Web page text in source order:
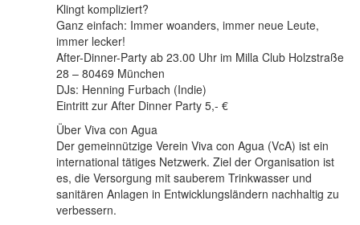
Klingt kompliziert?
Ganz einfach: Immer woanders, immer neue Leute,
immer lecker!
After-Dinner-Party ab 23.00 Uhr im Milla Club Holzstraße
28 – 80469 München
DJs: Henning Furbach (Indie)
Eintritt zur After Dinner Party 5,- €
Über Viva con Agua
Der gemeinnützige Verein Viva con Agua (VcA) ist ein
international tätiges Netzwerk. Ziel der Organisation ist
es, die Versorgung mit sauberem Trinkwasser und
sanitären Anlagen in Entwicklungsländern nachhaltig zu
verbessern.